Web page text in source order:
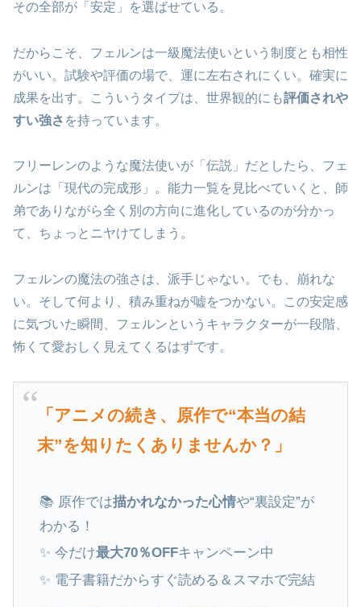
その全部が「安定」を選ばせている。
だからこそ、フェルンは一級魔法使いという制度とも相性
がいい。試験や評価の場で、運に左右されにくい。確実に
成果を出す。こういうタイプは、世界観的にも評価されや
すい強さ を持っています。
フリーレンのような魔法使いが「伝説」だとしたら、フェ
ルンは「現代の完成形」。能力一覧を見比べていくと、師
弟でありながら全く別の方向に進化しているのが分かっ
て、ちょっとニヤけてしまう。
フェルンの魔法の強さは、派手じゃない。でも、崩れな
い。そして何より、積み重ねが嘘をつかない。この安定感
に気づいた瞬間、フェルンというキャラクターが一段階、
怖くて愛おしく見えてくるはずです。
「アニメの続き、原作で“本当の結
末”を知りたくありませんか？」
📚 原作では描かれなかった心情や“裏設定”が
わかる！
✨ 今だけ最大70％OFFキャンペーン中
✨ 電子書籍だからすぐ読める＆スマホで完結